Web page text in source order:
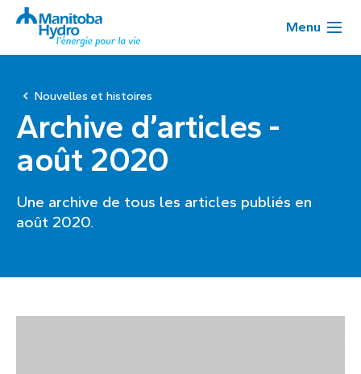
Menu
Nouvelles et histoires
Archive d’articles -
août 2020
Une archive de tous les articles publiés en
août 2020.